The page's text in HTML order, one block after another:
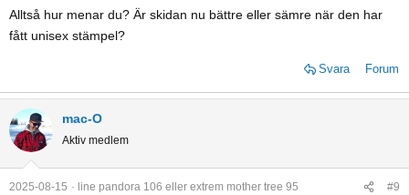
Alltså hur menar du? Är skidan nu bättre eller sämre när den har
fått unisex stämpel?
Svara Forum
mac-O
Aktiv medlem
2025-08-15 line pandora 106 eller extrem mother tree 95 #9